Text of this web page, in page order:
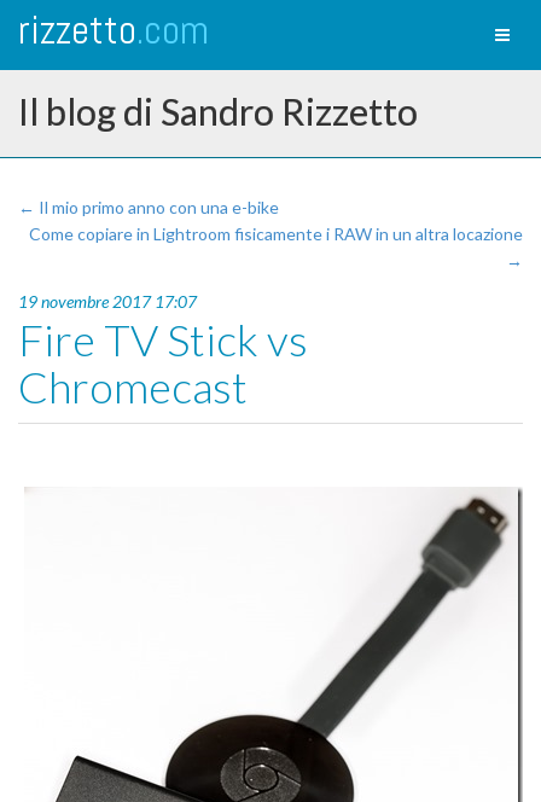
rizzetto.com
Il blog di Sandro Rizzetto
← Il mio primo anno con una e-bike
Come copiare in Lightroom fisicamente i RAW in un altra locazione
→
19 novembre 2017 17:07
Fire TV Stick vs
Chromecast